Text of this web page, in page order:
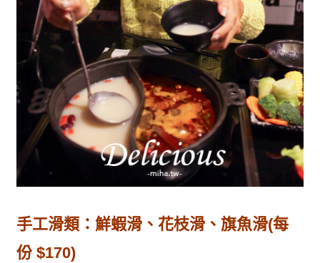
手工滑類：鮮蝦滑、花枝滑、旗魚滑(每
份 $170)